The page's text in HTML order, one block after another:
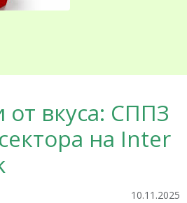
вкуса: СППЗ
на Inter
10.11.2025